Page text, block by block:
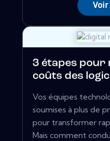
3 étapes pour
coûts des
Vos équipes
soumises à plus de
pour transformer
Mais comment